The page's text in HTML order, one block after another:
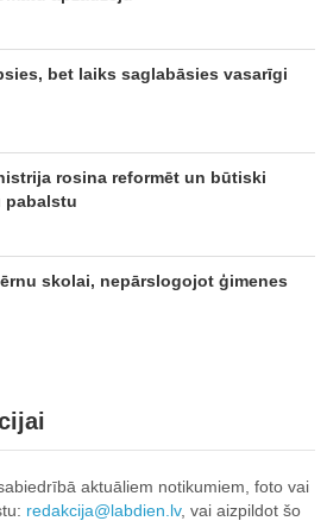
bet laiks saglabāsies vasarīgi
rosina reformēt un būtiski
pabalstu
skolai, nepārslogojot ģimenes
aktuāliem notikumiem, foto vai
redakcija@labdien.lv, vai aizpildot šo